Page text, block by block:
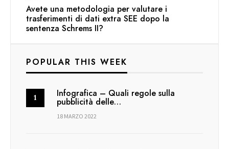
Avete una metodologia per valutare i
trasferimenti di dati extra SEE dopo la
sentenza Schrems II?
POPULAR THIS WEEK
Infografica – Quali regole sulla
pubblicità delle…
18 MARZO 2022